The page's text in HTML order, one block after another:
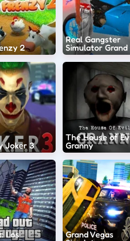
2
Real Gangster
Simulator
Joker 3
The House of
Granny
Los
Grand Vegas